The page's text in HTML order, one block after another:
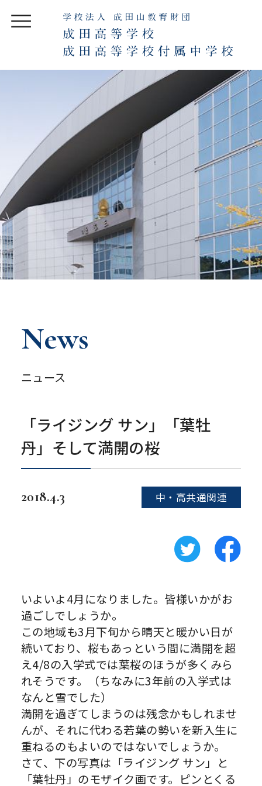
News
ニュース
「ライジング サン」「葉牡
丹」そして満開の桜
2018.4.3 中・高共通関連
いよいよ4月になりました。皆様いかがお
過ごしでしょうか。
この地域も3月下旬から晴天と暖かい日が
続いており、桜もあっという間に満開を超
え4/8の入学式では葉桜のほうが多くみら
れそうです。（ちなみに3年前の入学式は
なんと雪でした）
満開を過ぎてしまうのは残念かもしれませ
んが、それに代わる若葉の勢いを新入生に
重ねるのもよいのではないでしょうか。
さて、下の写真は「ライジング サン」と
「葉牡丹」のモザイク画です。ピンとくる